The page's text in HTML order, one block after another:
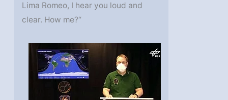
Lima Romeo, I hear you loud and
clear. How me?“